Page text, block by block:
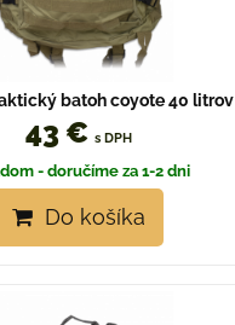
batoh coyote 40 litrov
43 € s DPH
- doručíme za 1-2 dni
Do košíka